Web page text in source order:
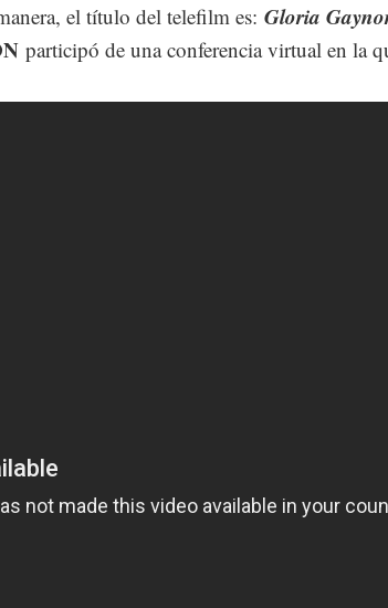
el título del telefilm es: Gloria
participó de una conferencia virtual en la